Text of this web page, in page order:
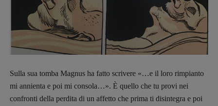
Sulla sua tomba Magnus ha fatto scrivere «…e il loro rimpianto
mi annienta e poi mi consola…». È quello che tu provi nei
confronti della perdita di un affetto che prima ti disintegra e poi